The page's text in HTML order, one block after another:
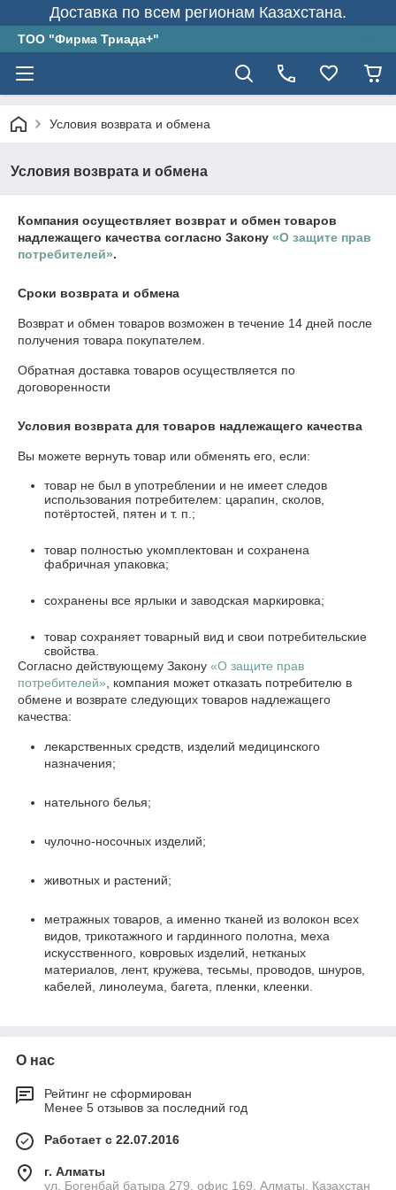
Доставка по всем регионам Казахстана.
ТОО "Фирма Триада+"
Условия возврата и обмена
Условия возврата и обмена
Компания осуществляет возврат и обмен товаров
надлежащего качества согласно Закону «О защите прав
потребителей».
Сроки возврата и обмена
Возврат и обмен товаров возможен в течение 14 дней после
получения товара покупателем.
Обратная доставка товаров осуществляется по
договоренности
Условия возврата для товаров надлежащего качества
Вы можете вернуть товар или обменять его, если:
товар не был в употреблении и не имеет следов
использования потребителем: царапин, сколов,
потёртостей, пятен и т. п.;
товар полностью укомплектован и сохранена
фабричная упаковка;
сохранены все ярлыки и заводская маркировка;
товар сохраняет товарный вид и свои потребительские
свойства.
Согласно действующему Закону «О защите прав
потребителей» , компания может отказать потребителю в
обмене и возврате следующих товаров надлежащего
качества:
лекарственных средств, изделий медицинского
назначения;
нательного белья;
чулочно-носочных изделий;
животных и растений;
метражных товаров, а именно тканей из волокон всех
видов, трикотажного и гардинного полотна, меха
искусственного, ковровых изделий, нетканых
материалов, лент, кружева, тесьмы, проводов, шнуров,
кабелей, линолеума, багета, пленки, клеенки.
О нас
Рейтинг не сформирован
Менее 5 отзывов за последний год
Работает с 22.07.2016
г. Алматы
ул. Богенбай батыра 279, офис 169, Алматы, Казахстан